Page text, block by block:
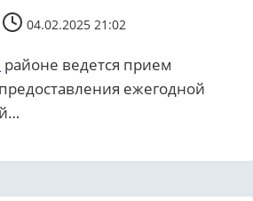
04.02.2025 21:02
районе ведется прием
ежегодной